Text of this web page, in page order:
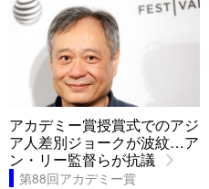
アカデミー賞授賞式でのアジ
ア人差別ジョークが波紋…ア
ン・リー監督らが抗議
第88回アカデミー賞